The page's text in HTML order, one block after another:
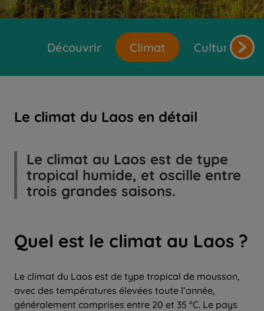
Découvrir Climat Cultures et
Le climat du Laos en détail
Le climat au Laos est de type
tropical humide, et oscille entre
trois grandes saisons.
Quel est le climat au Laos ?
Le climat du Laos est de type tropical de mousson,
avec des températures élevées toute l’année,
généralement comprises entre 20 et 35 °C. Le pays